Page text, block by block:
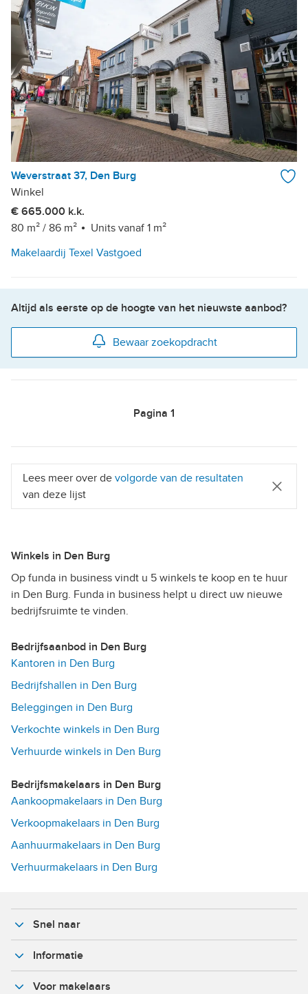
Weverstraat 37, Den Burg
Winkel
€ 665.000 k.k.
80 m² / 86 m²
Units vanaf 1 m²
Makelaardij Texel Vastgoed
Altijd als eerste op de hoogte van het nieuwste aanbod?
Bewaar zoekopdracht
Pagina 1
Lees meer over de volgorde van de resultaten
van deze lijst
Winkels in Den Burg
Op funda in business vindt u 5 winkels te koop en te huur
in Den Burg. Funda in business helpt u direct uw nieuwe
bedrijfsruimte te vinden.
Bedrijfsaanbod in Den Burg
Kantoren in Den Burg
Bedrijfshallen in Den Burg
Beleggingen in Den Burg
Verkochte winkels in Den Burg
Verhuurde winkels in Den Burg
Bedrijfsmakelaars in Den Burg
Aankoopmakelaars in Den Burg
Verkoopmakelaars in Den Burg
Aanhuurmakelaars in Den Burg
Verhuurmakelaars in Den Burg
Snel naar
Informatie
Voor makelaars